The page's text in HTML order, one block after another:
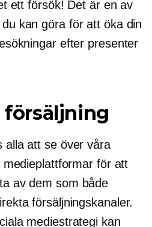
ett försök! Det är en av
kan göra för att öka din
efter presenter
försäljning
alla att se över våra
för att
av dem som både
försäljningskanaler.
mediestrategi kan